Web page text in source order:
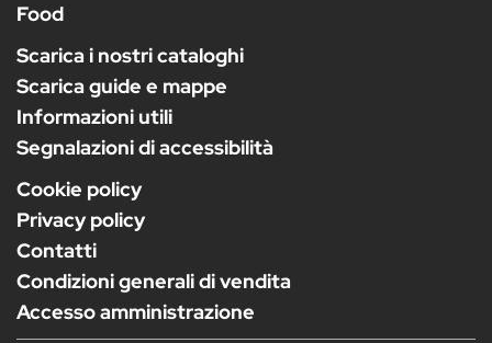
Food
Scarica i nostri cataloghi
Scarica guide e mappe
Informazioni utili
Segnalazioni di accessibilità
Cookie policy
Privacy policy
Contatti
Condizioni generali di vendita
Accesso amministrazione